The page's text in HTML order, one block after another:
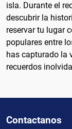
isla. Durante el
descubrir la
reservar tu lugar
populares entre
has capturado la
recuerdos
Contactanos